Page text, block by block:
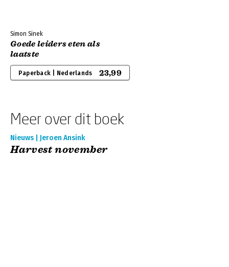
Simon Sinek
Goede leiders eten als
laatste
Paperback | Nederlands 23,99
Meer over dit boek
Nieuws | Jeroen Ansink
Harvest november